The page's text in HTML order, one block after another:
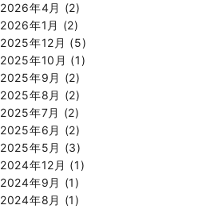
2026年4月 (2)
2026年1月 (2)
2025年12月 (5)
2025年10月 (1)
2025年9月 (2)
2025年8月 (2)
2025年7月 (2)
2025年6月 (2)
2025年5月 (3)
2024年12月 (1)
2024年9月 (1)
2024年8月 (1)